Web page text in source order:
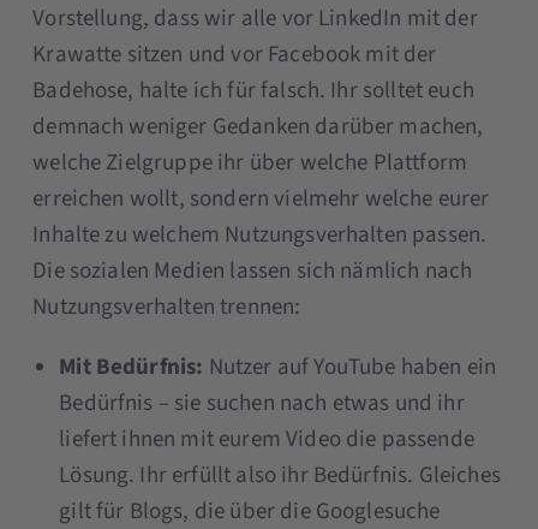
Vorstellung, dass wir alle vor LinkedIn mit der
Krawatte sitzen und vor Facebook mit der
Badehose, halte ich für falsch. Ihr solltet euch
demnach weniger Gedanken darüber machen,
welche Zielgruppe ihr über welche Plattform
erreichen wollt, sondern vielmehr welche eurer
Inhalte zu welchem Nutzungsverhalten passen.
Die sozialen Medien lassen sich nämlich nach
Nutzungsverhalten trennen:
Mit Bedürfnis: Nutzer auf YouTube haben ein
Bedürfnis – sie suchen nach etwas und ihr
liefert ihnen mit eurem Video die passende
Lösung. Ihr erfüllt also ihr Bedürfnis. Gleiches
gilt für Blogs, die über die Googlesuche